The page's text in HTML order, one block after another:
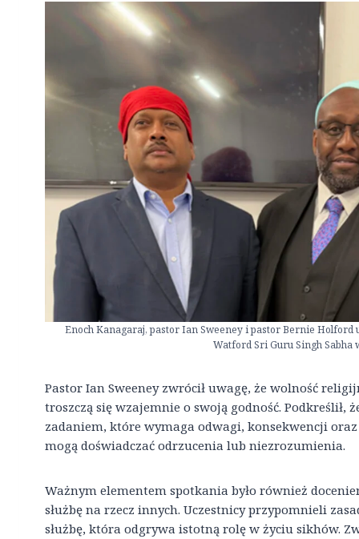
Enoch Kanagaraj, pastor Ian Sweeney i pastor Bernie Holford
Watford Sri Guru Singh
Pastor Ian Sweeney zwrócił uwagę, że wolność
troszczą się wzajemnie o swoją godność.
zadaniem, które wymaga odwagi, konsekwencji
mogą doświadczać odrzucenia lub niezrozumienia.
Ważnym elementem spotkania było również
służbę na rzecz innych. Uczestnicy przypomnieli
służbę, która odgrywa istotną rolę w życiu sikhów.